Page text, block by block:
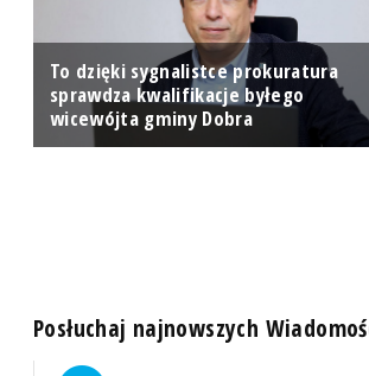
To dzięki sygnalistce prokuratura
sprawdza kwalifikacje byłego
wicewójta gminy Dobra
Posłuchaj najnowszych